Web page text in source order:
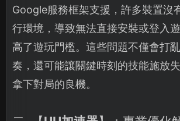
Google服務框架支援，許多裝置沒
行環境，導致無法直接安裝或登入
高了遊玩門檻。這些問題不僅會打
奏，還可能讓關鍵時刻的技能施放
拿下對局的良機。